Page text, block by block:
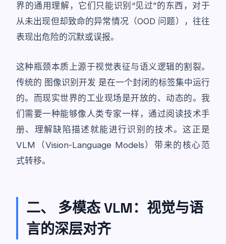
界的通用理解，它们只能识别“见过”的东西，对于
从未出现但却致命的异常情况（OOD 问题），往往
表现出危险的沉默或误报。
这种瓶颈本质上源于视觉表征与语义逻辑的割裂。
传统的 图像识别开发 是在一个封闭的标签集中运行
的。而现实世界的工业现场是开放的、动态的。我
们需要一种能够像人类专家一样，通过阅读技术手
册、理解缺陷描述就能进行识别的技术。这正是
VLM（Vision-Language Models）带来的核心范
式转移。
二、 多模态 VLM：视觉与语
言的深层对齐